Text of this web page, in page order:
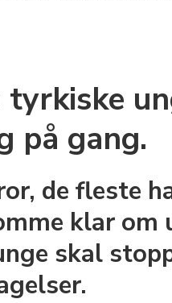
tyrkiske
på gang.
de fleste
klar om
skal